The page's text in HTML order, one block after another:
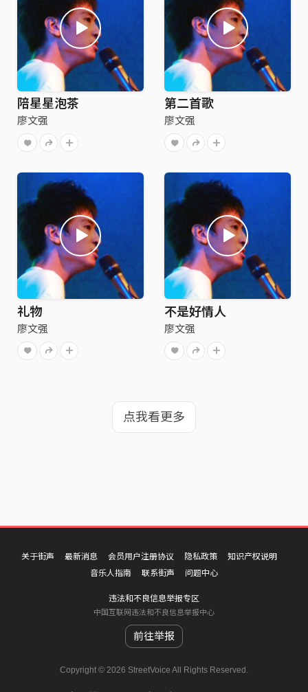
陪星星泡茶
廖文强
第二首歌
廖文强
礼物
廖文强
不是好情人
廖文强
点我看更多
关于街声 最新消息 会员用户注册协议 隐私政策
知识产权说明
音乐人指南
联系街声 问题中心
违法和不良信息举报专区
中国互联网违法和不良信息举报中心
前往举报
Copyright © 2026 StreetVoice All Rights Reserved.